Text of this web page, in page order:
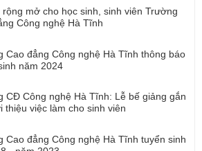
rộng mở cho học sinh, sinh viên Trường
Công nghệ Hà Tĩnh
Cao đẳng Công nghệ Hà Tĩnh thông báo
năm 2024
CĐ Công nghệ Hà Tĩnh: Lễ bế giảng gắn
thiệu việc làm cho sinh viên
Cao đẳng Công nghệ Hà Tĩnh tuyển sinh